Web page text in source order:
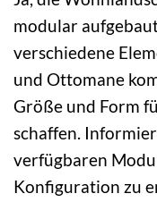
modular
verschiedene
und Ottomane
Größe und Form
schaffen.
verfügbaren
Konfiguration zu